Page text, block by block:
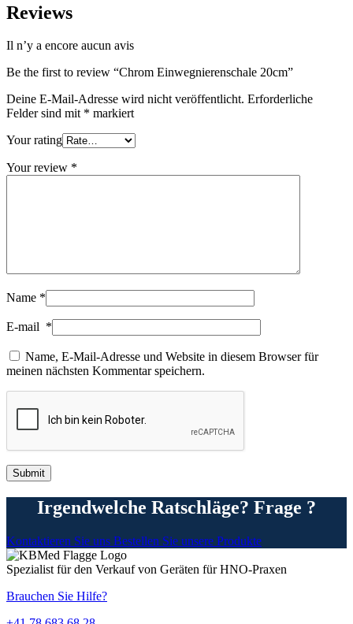
Reviews
Il n’y a encore aucun avis
Be the first to review “Chrom Einwegnierenschale 20cm”
Deine E-Mail-Adresse wird nicht veröffentlicht. Erforderliche
Felder sind mit * markiert
Your rating
Your review *
Name *
E-mail *
Name, E-Mail-Adresse und Website in diesem Browser für
meinen nächsten Kommentar speichern.
Irgendwelche Ratschläge? Frage ?
Kontaktieren Sie uns Bestellen Sie unsere Produkte
Spezialist für den Verkauf von Geräten für HNO-Praxen
Brauchen Sie Hilfe?